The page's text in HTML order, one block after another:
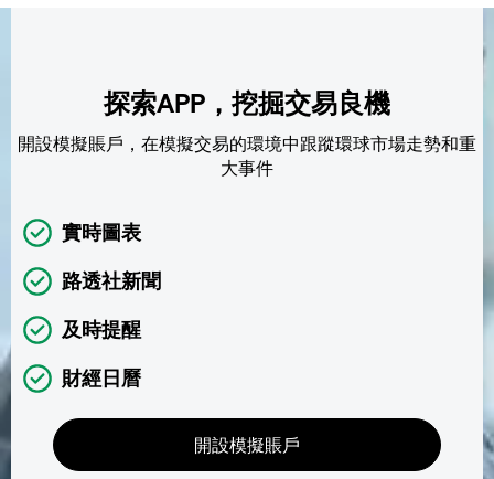
探索APP，挖掘交易良機
開設模擬賬戶，在模擬交易的環境中跟蹤環球市場走勢和重
大事件
實時圖表
路透社新聞
及時提醒
財經日曆